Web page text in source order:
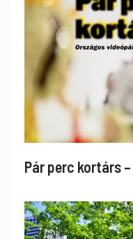
Pár perc kortárs